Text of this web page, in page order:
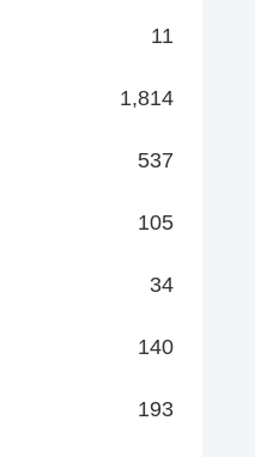
11
1,814
537
105
34
140
193